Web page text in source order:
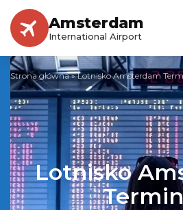
Amsterdam
International Airport
Strona główna»Lotnisko Amsterdam
Lotnisko